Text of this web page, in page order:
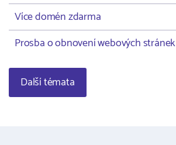
Více domén zdarma
Prosba o obnovení webových stránek
Další témata